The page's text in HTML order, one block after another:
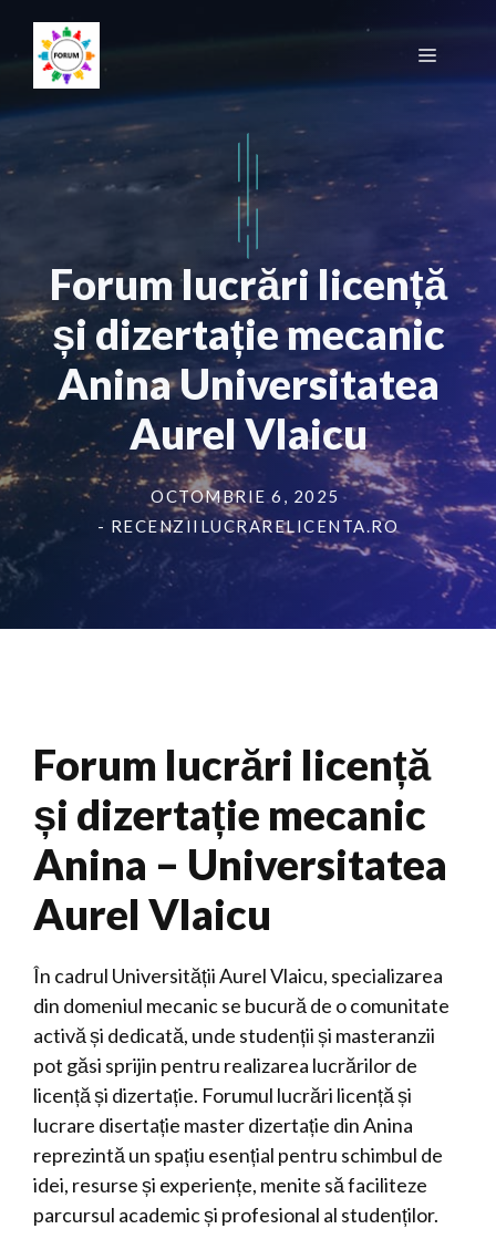
conținut
Meniu
Forum lucrări licență
și dizertație mecanic
Anina Universitatea
Aurel Vlaicu
OCTOMBRIE 6, 2025
- RECENZIILUCRARELICENTA.RO
Forum lucrări licență
și dizertație mecanic
Anina – Universitatea
Aurel Vlaicu
În cadrul Universității Aurel Vlaicu, specializarea
din domeniul mecanic se bucură de o comunitate
activă și dedicată, unde studenții și masteranzii
pot găsi sprijin pentru realizarea lucrărilor de
licență și dizertație. Forumul lucrări licență și
lucrare disertație master dizertație din Anina
reprezintă un spațiu esențial pentru schimbul de
idei, resurse și experiențe, menite să faciliteze
parcursul academic și profesional al studenților.